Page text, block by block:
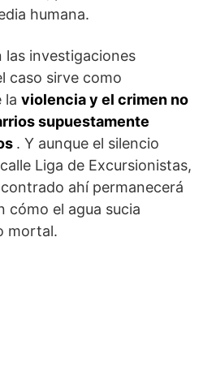
humana.
las investigaciones
caso sirve como
la violencia y el crimen no
supuestamente
. Y aunque el silencio
Liga de Excursionistas,
ahí permanecerá
cómo el agua sucia
mortal.